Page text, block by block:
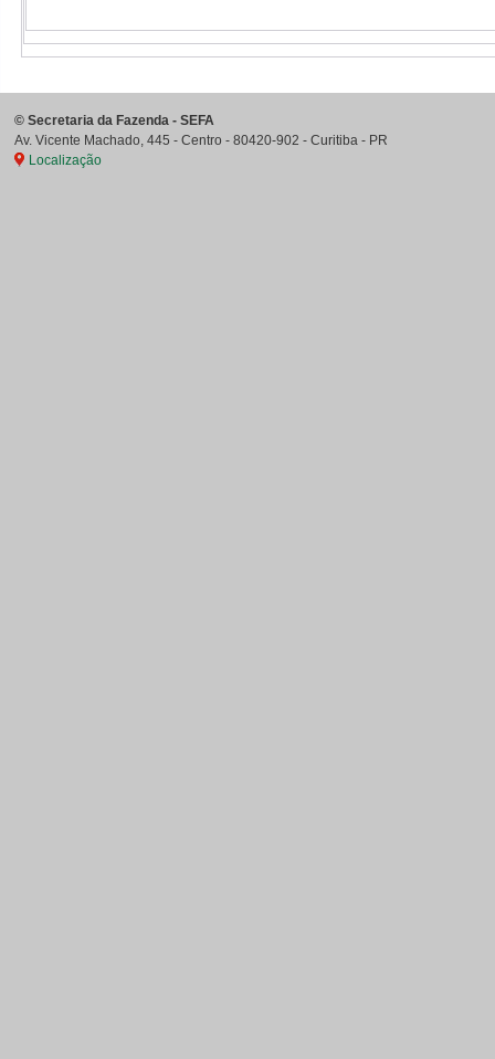
© Secretaria da Fazenda - SEFA
Av. Vicente Machado, 445 - Centro - 80420-902 - Curitiba - PR
Localização